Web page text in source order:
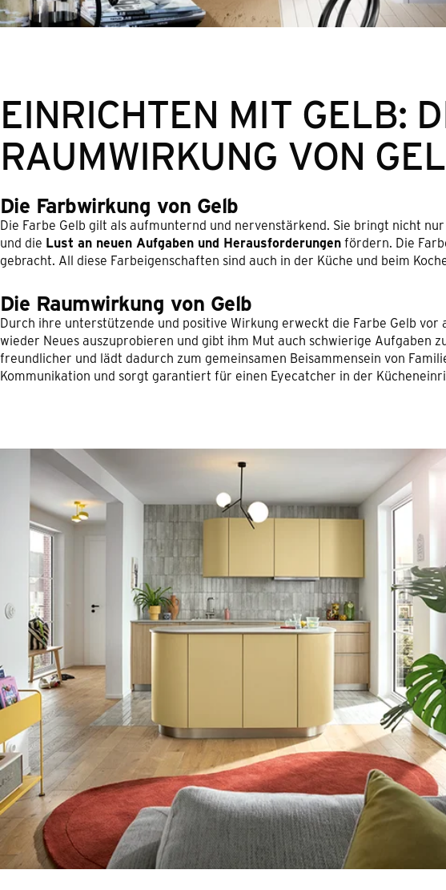
EINRICHTEN MIT GELB:
RAUMWIRKUNG VON
Die Farbwirkung von Gelb
Die Farbe Gelb gilt als aufmunternd und nervenstärkend. Sie bringt nicht
und die Lust an neuen Aufgaben und Herausforderungenfördern. Die
gebracht. All diese Farbeigenschaften sind auch in der Küche und beim
Die Raumwirkung von Gelb
Durch ihre unterstützende und positive Wirkung erweckt die Farbe Gelb vor
wieder Neues auszuprobieren und gibt ihm Mut auch schwierige Aufgaben
freundlicher und lädt dadurch zum gemeinsamen Beisammensein von
Kommunikation und sorgt garantiert für einen Eyecatcher in der